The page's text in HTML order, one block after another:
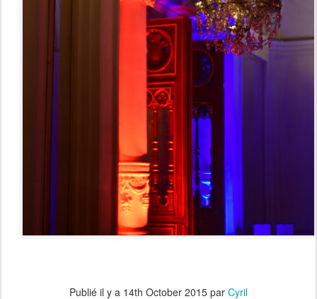
Publié il y a 14th October 2015 par Cyril